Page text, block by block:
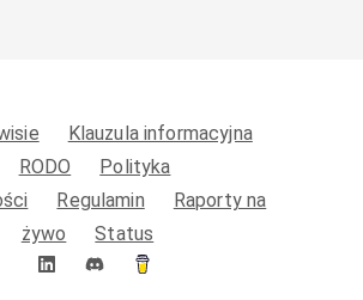
Klauzula informacyjna
RODO
Polityka
Regulamin
Raporty na
żywo
Status